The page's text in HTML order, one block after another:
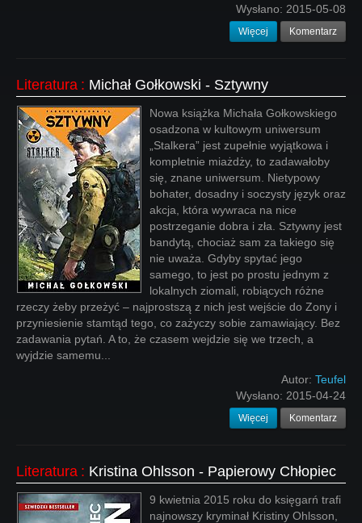
Wysłano: 2015-05-08
Więcej Komentarz
Literatura : Michał Gołkowski - Sztywny
Nowa książka Michała Gołkowskiego
osadzona w kultowym uniwersum
„Stalkera” jest zupełnie wyjątkowa i
kompletnie miażdży, to zadawałoby
się, znane uniwersum. Nietypowy
bohater, dosadny i soczysty język oraz
akcja, która wywraca na nice
postrzeganie dobra i zła. Sztywny jest
bandytą, chociaż sam za takiego się
nie uważa. Gdyby spytać jego
samego, to jest po prostu jednym z
lokalnych ziomali, robiących różne
rzeczy żeby przeżyć – najprostszą z nich jest wejście do Zony i
przyniesienie stamtąd tego, co zażyczy sobie zamawiający. Bez
zadawania pytań. A to, że czasem wejdzie się we trzech, a
wyjdzie samemu...
Autor: Teufel
Wysłano: 2015-04-24
Więcej Komentarz
Literatura : Kristina Ohlsson - Papierowy Chłopiec
9 kwietnia 2015 roku do księgarń trafi
najnowszy kryminał Kristiny Ohlsson,